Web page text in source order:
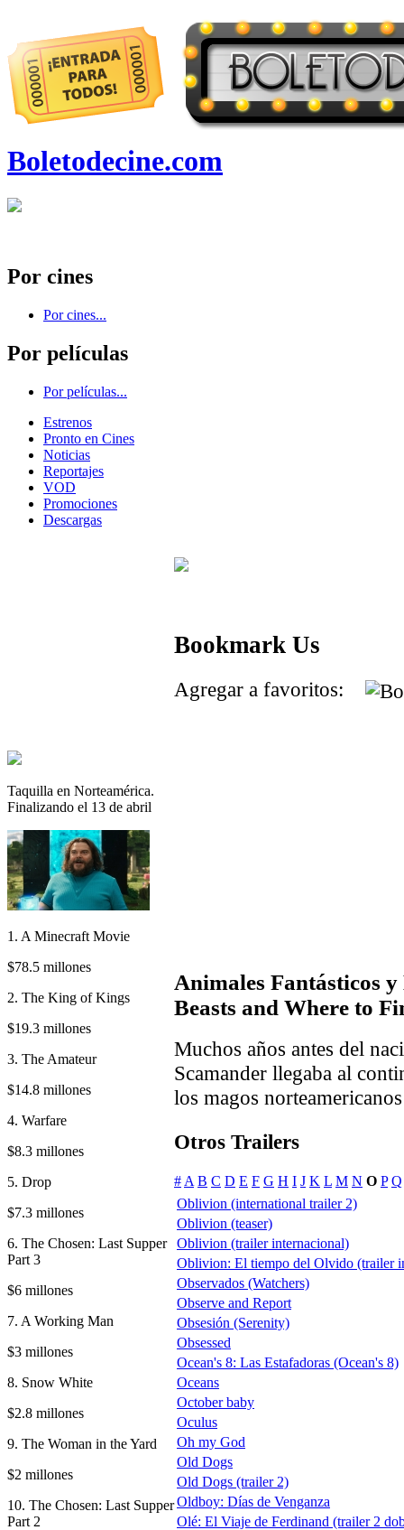
Boletodecine.com
Por cines
Por cines...
Por películas
Por películas...
Estrenos
Pronto en Cines
Noticias
Reportajes
VOD
Promociones
Descargas
Taquilla en Norteamérica.
Finalizando el 13 de abril
1. A Minecraft Movie
$78.5 millones
2. The King of Kings
$19.3 millones
3. The Amateur
$14.8 millones
4. Warfare
$8.3 millones
5. Drop
$7.3 millones
6. The Chosen: Last Supper
Part 3
$6 millones
7. A Working Man
$3 millones
8. Snow White
$2.8 millones
9. The Woman in the Yard
$2 millones
10. The Chosen: Last Supper
Part 2
Bookmark Us
Agregar a favoritos:
Animales Fantásticos
Beasts and Where to
Muchos años antes del
Scamander llegaba al
los magos
Otros Trailers
# A B C D E F G H I J K L M N O P Q
Oblivion (international trailer 2)
Oblivion (teaser)
Oblivion (trailer internacional)
Oblivion: El tiempo del Olvido (trailer
Observados (Watchers)
Observe and Report
Obsesión (Serenity)
Obsessed
Ocean's 8: Las Estafadoras (Ocean's 8)
Oceans
October baby
Oculus
Oh my God
Old Dogs
Old Dogs (trailer 2)
Oldboy: Días de Venganza
Olé: El Viaje de Ferdinand (trailer 2